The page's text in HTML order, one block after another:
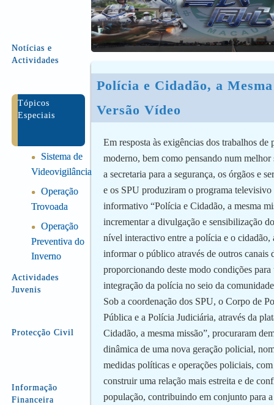
Notícias e
Actividades
Tópicos
Especiais
●
Sistema de
Videovigilância
●
Operação
Trovoada
●
Operação
Preventiva do
Inverno
Actividades
Juvenis
Protecção Civil
Informação
Financeira
Polícia e Cidadão, a
Versão Vídeo
Em resposta às exigências dos trabalhos de
moderno, bem como pensando num
a secretaria para a segurança, os órgãos e
e os SPU produziram o programa televisivo
informativo “Polícia e Cidadão, a mesma
incrementar a divulgação e sensibilização
nível interactivo entre a polícia e o cidadão,
informar o público através de outros canais
proporcionando deste modo condições para
integração da polícia no seio da
Sob a coordenação dos SPU, o Corpo de
Pública e a Polícia Judiciária, através da
Cidadão, a mesma missão”, procuraram
dinâmica de uma nova geração policial,
medidas políticas e operações policiais,
construir uma relação mais estreita e de
população, contribuindo em conjunto para